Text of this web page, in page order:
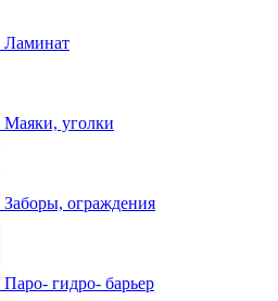
Ламинат
Маяки, уголки
Заборы, ограждения
Паро- гидро- барьер